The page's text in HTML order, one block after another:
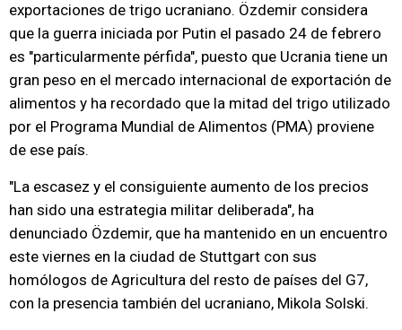
exportaciones de trigo ucraniano. Özdemir considera
que la guerra iniciada por Putin el pasado 24 de febrero
es "particularmente pérfida", puesto que Ucrania tiene un
gran peso en el mercado internacional de exportación de
alimentos y ha recordado que la mitad del trigo utilizado
por el Programa Mundial de Alimentos (PMA) proviene
de ese país.
"La escasez y el consiguiente aumento de los precios
han sido una estrategia militar deliberada", ha
denunciado Özdemir, que ha mantenido en un encuentro
este viernes en la ciudad de Stuttgart con sus
homólogos de Agricultura del resto de países del G7,
con la presencia también del ucraniano, Mikola Solski.